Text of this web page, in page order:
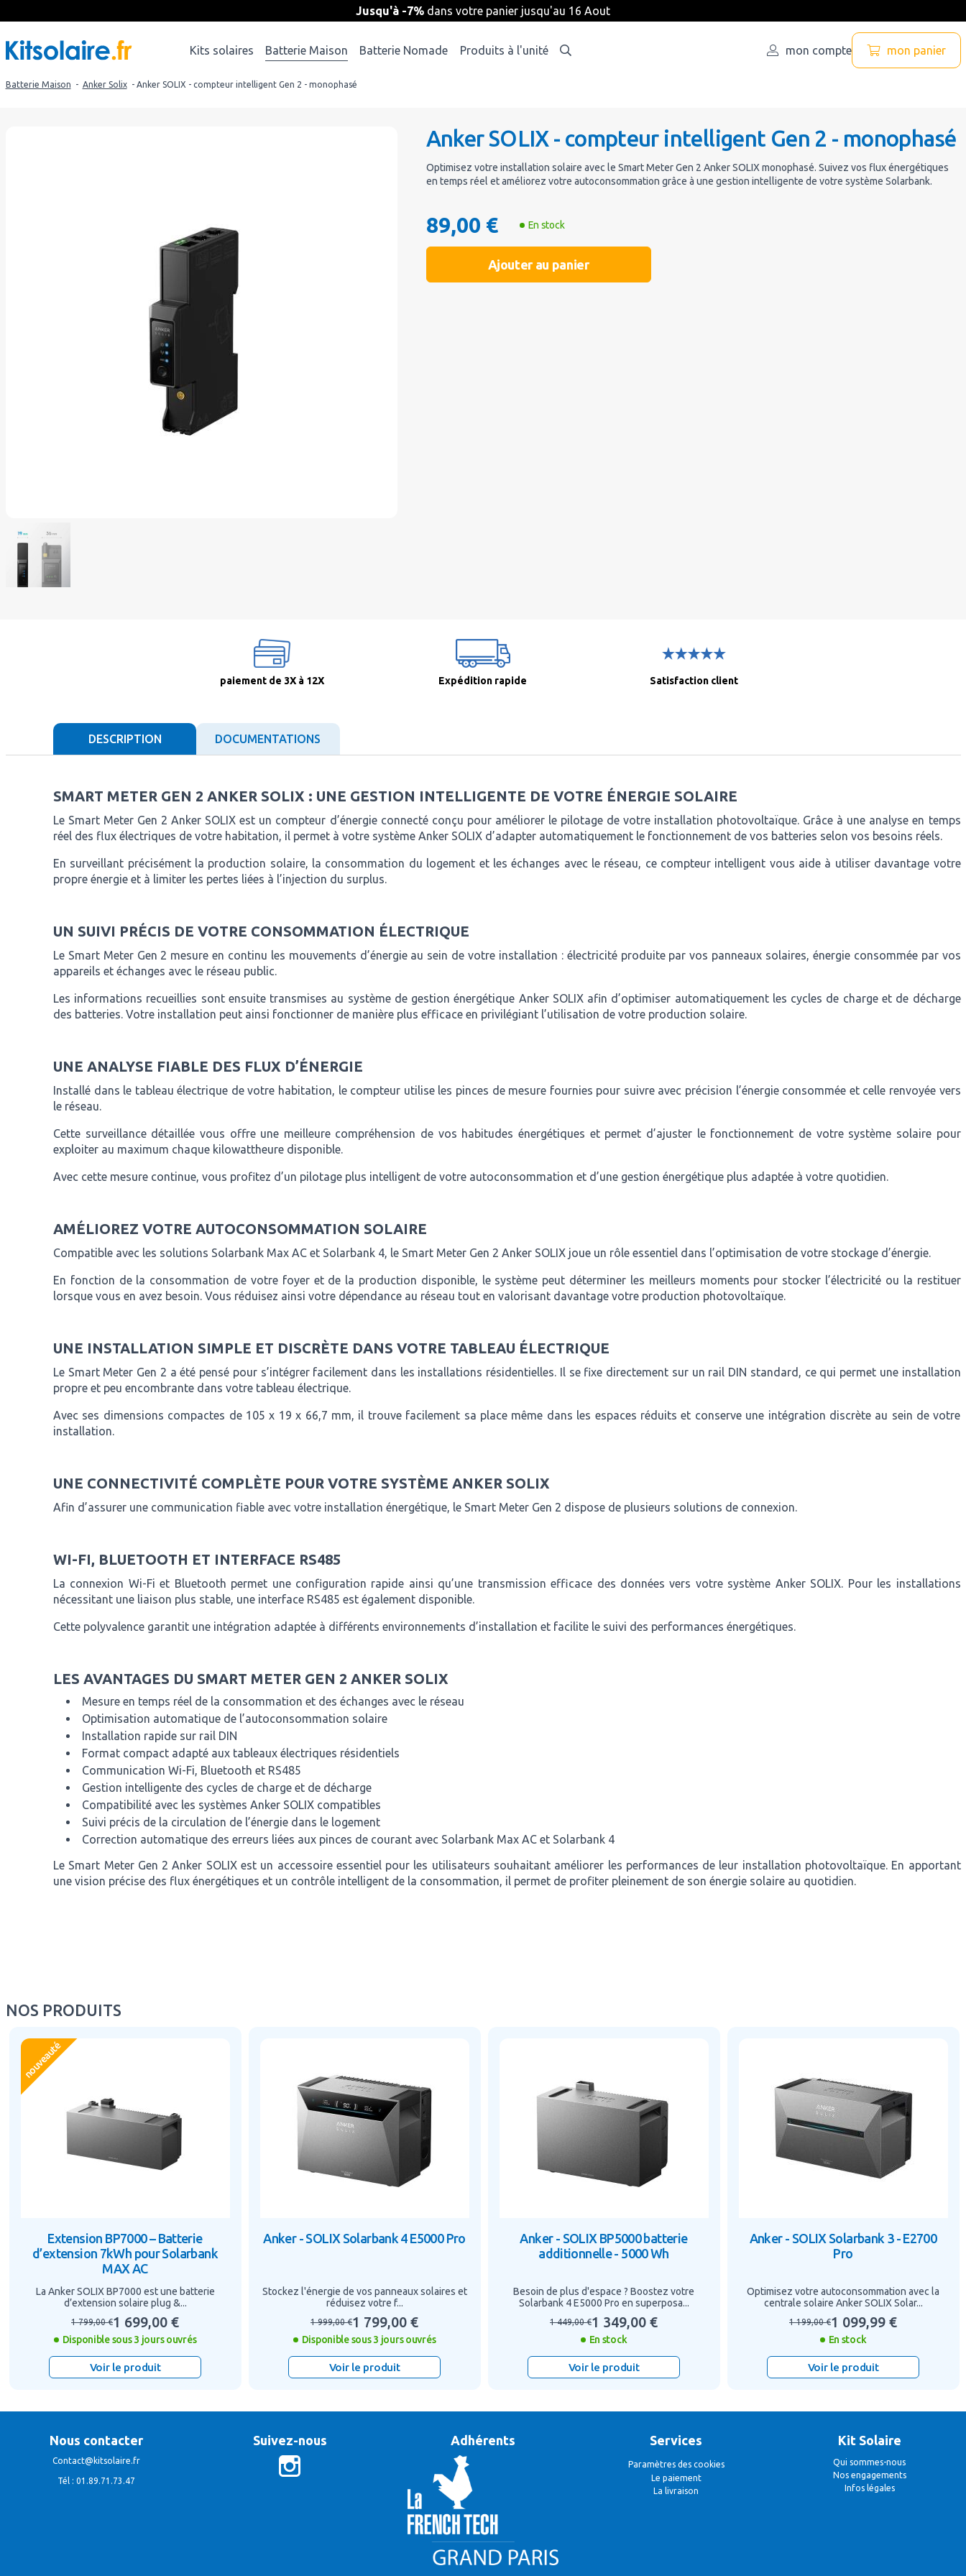
Jusqu'à -7% dans votre panier jusqu'au 16 Aout
Kits solaires Batterie Maison Batterie Nomade Produits à l'unité mon compte mon panier
Batterie Maison - Anker Solix- Anker SOLIX - compteur intelligent Gen 2 - monophasé
Anker SOLIX - compteur intelligent Gen 2 - monophasé
Optimisez votre installation solaire avec le Smart Meter Gen 2 Anker SOLIX monophasé. Suivez vos flux énergétiques
en temps réel et améliorez votre autoconsommation grâce à une gestion intelligente de votre système Solarbank.
89,00 € En stock
Ajouter au panier
paiement de 3X à 12X Expédition rapide Satisfaction client
DESCRIPTION DOCUMENTATIONS
SMART METER GEN 2 ANKER SOLIX : UNE GESTION INTELLIGENTE DE VOTRE ÉNERGIE SOLAIRE
Le Smart Meter Gen 2 Anker SOLIX est un compteur d’énergie connecté conçu pour améliorer le pilotage de votre installation photovoltaïque. Grâce à une analyse en temps
réel des flux électriques de votre habitation, il permet à votre système Anker SOLIX d’adapter automatiquement le fonctionnement de vos batteries selon vos besoins réels.
En surveillant précisément la production solaire, la consommation du logement et les échanges avec le réseau, ce compteur intelligent vous aide à utiliser davantage votre
propre énergie et à limiter les pertes liées à l’injection du surplus.
UN SUIVI PRÉCIS DE VOTRE CONSOMMATION ÉLECTRIQUE
Le Smart Meter Gen 2 mesure en continu les mouvements d’énergie au sein de votre installation : électricité produite par vos panneaux solaires, énergie consommée par vos
appareils et échanges avec le réseau public.
Les informations recueillies sont ensuite transmises au système de gestion énergétique Anker SOLIX afin d’optimiser automatiquement les cycles de charge et de décharge
des batteries. Votre installation peut ainsi fonctionner de manière plus efficace en privilégiant l’utilisation de votre production solaire.
UNE ANALYSE FIABLE DES FLUX D’ÉNERGIE
Installé dans le tableau électrique de votre habitation, le compteur utilise les pinces de mesure fournies pour suivre avec précision l’énergie consommée et celle renvoyée vers
le réseau.
Cette surveillance détaillée vous offre une meilleure compréhension de vos habitudes énergétiques et permet d’ajuster le fonctionnement de votre système solaire pour
exploiter au maximum chaque kilowattheure disponible.
Avec cette mesure continue, vous profitez d’un pilotage plus intelligent de votre autoconsommation et d’une gestion énergétique plus adaptée à votre quotidien.
AMÉLIOREZ VOTRE AUTOCONSOMMATION SOLAIRE
Compatible avec les solutions Solarbank Max AC et Solarbank 4, le Smart Meter Gen 2 Anker SOLIX joue un rôle essentiel dans l’optimisation de votre stockage d’énergie.
En fonction de la consommation de votre foyer et de la production disponible, le système peut déterminer les meilleurs moments pour stocker l’électricité ou la restituer
lorsque vous en avez besoin. Vous réduisez ainsi votre dépendance au réseau tout en valorisant davantage votre production photovoltaïque.
UNE INSTALLATION SIMPLE ET DISCRÈTE DANS VOTRE TABLEAU ÉLECTRIQUE
Le Smart Meter Gen 2 a été pensé pour s’intégrer facilement dans les installations résidentielles. Il se fixe directement sur un rail DIN standard, ce qui permet une installation
propre et peu encombrante dans votre tableau électrique.
Avec ses dimensions compactes de 105 x 19 x 66,7 mm, il trouve facilement sa place même dans les espaces réduits et conserve une intégration discrète au sein de votre
installation.
UNE CONNECTIVITÉ COMPLÈTE POUR VOTRE SYSTÈME ANKER SOLIX
Afin d’assurer une communication fiable avec votre installation énergétique, le Smart Meter Gen 2 dispose de plusieurs solutions de connexion.
WI-FI, BLUETOOTH ET INTERFACE RS485
La connexion Wi-Fi et Bluetooth permet une configuration rapide ainsi qu’une transmission efficace des données vers votre système Anker SOLIX. Pour les installations
nécessitant une liaison plus stable, une interface RS485 est également disponible.
Cette polyvalence garantit une intégration adaptée à différents environnements d’installation et facilite le suivi des performances énergétiques.
LES AVANTAGES DU SMART METER GEN 2 ANKER SOLIX
Mesure en temps réel de la consommation et des échanges avec le réseau
Optimisation automatique de l’autoconsommation solaire
Installation rapide sur rail DIN
Format compact adapté aux tableaux électriques résidentiels
Communication Wi-Fi, Bluetooth et RS485
Gestion intelligente des cycles de charge et de décharge
Compatibilité avec les systèmes Anker SOLIX compatibles
Suivi précis de la circulation de l’énergie dans le logement
Correction automatique des erreurs liées aux pinces de courant avec Solarbank Max AC et Solarbank 4
Le Smart Meter Gen 2 Anker SOLIX est un accessoire essentiel pour les utilisateurs souhaitant améliorer les performances de leur installation photovoltaïque. En apportant
une vision précise des flux énergétiques et un contrôle intelligent de la consommation, il permet de profiter pleinement de son énergie solaire au quotidien.
NOS PRODUITS
nouveauté
Extension BP7000 – Batterie
d’extension 7kWh pour Solarbank
MAX AC
La Anker SOLIX BP7000 est une batterie
d’extension solaire plug &...
1 799,00 €1 699,00 €
Disponible sous 3 jours ouvrés
Voir le produit
Anker - SOLIX Solarbank 4 E5000 Pro
Stockez l'énergie de vos panneaux solaires et
réduisez votre f...
1 999,00 €1 799,00 €
Disponible sous 3 jours ouvrés
Voir le produit
Anker - SOLIX BP5000 batterie
additionnelle - 5000 Wh
Besoin de plus d'espace ? Boostez votre
Solarbank 4 E5000 Pro en superposa...
1 449,00 €1 349,00 €
En stock
Voir le produit
Anker - SOLIX Solarbank 3 - E2700
Pro
Optimisez votre autoconsommation avec la
centrale solaire Anker SOLIX Solar...
1 199,00 €1 099,99 €
En stock
Voir le produit
Nous contacter
Contact@kitsolaire.fr
Tél : 01.89.71.73.47
Suivez-nous Adhérents Services
Paramètres des cookies
Le paiement
La livraison
Kit Solaire
Qui sommes-nous
Nos engagements
Infos légales